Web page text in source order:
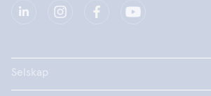
Selskap